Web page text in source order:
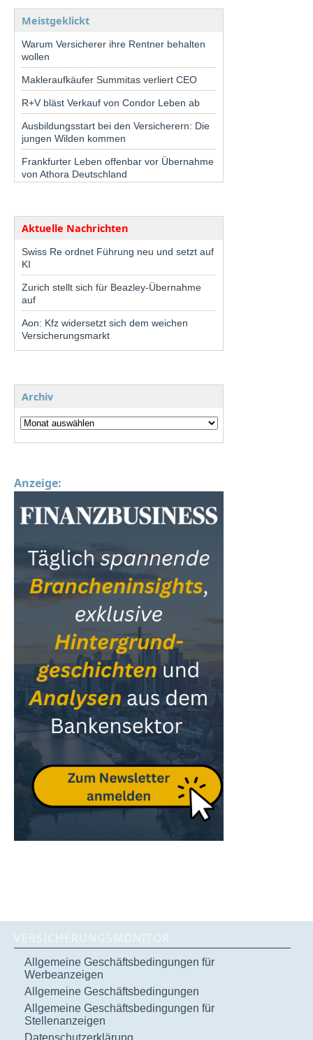
Meistgeklickt
Warum Versicherer ihre Rentner behalten
wollen
Makleraufkäufer Summitas verliert CEO
R+V bläst Verkauf von Condor Leben ab
Ausbildungsstart bei den Versicherern: Die
jungen Wilden kommen
Frankfurter Leben offenbar vor Übernahme
von Athora Deutschland
Aktuelle Nachrichten
Swiss Re ordnet Führung neu und setzt auf
KI
Zurich stellt sich für Beazley-Übernahme
auf
Aon: Kfz widersetzt sich dem weichen
Versicherungsmarkt
Archiv
Anzeige:
VERSICHERUNGSMONITOR
Allgemeine Geschäftsbedingungen für
Werbeanzeigen
Allgemeine Geschäftsbedingungen
Allgemeine Geschäftsbedingungen für
Stellenanzeigen
Datenschutzerklärung